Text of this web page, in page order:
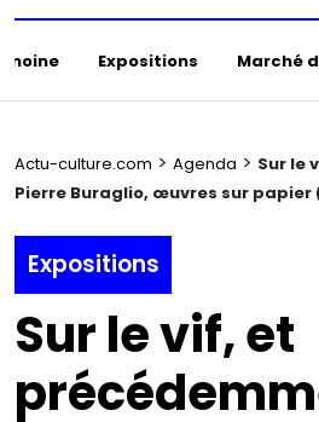
Expositions Marché
Actu-culture.com > Agenda > Sur le
Pierre Buraglio, œuvres sur papier
Expositions
Sur le vif, et